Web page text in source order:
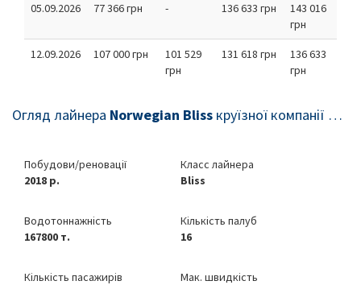
05.09.2026 77 366 грн - 136 633 грн
143 016
грн
12.09.2026 107 000 грн
101 529
грн
131 618 грн
136 633
грн
Огляд лайнера Norwegian Bliss круїзної компанії
Побудови/реновації
2018 р.
Класс лайнера
Bliss
Водотоннажність
167800 т.
Кількість палуб
16
Кількість пасажирів
Мак. швидкість